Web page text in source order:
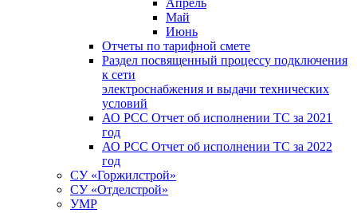
Апрель
Май
Июнь
Отчеты по тарифной смете
Раздел посвященный процессу подключения
к сети
электроснабжения и выдачи технических
условий
АО РСС Отчет об исполнении ТС за 2021
год
АО РСС Отчет об исполнении ТС за 2022
год
СУ «Горжилстрой»
СУ «Отделстрой»
УМР